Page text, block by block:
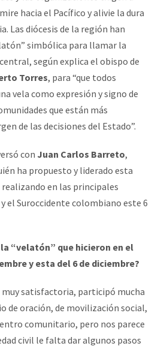
hacia el Pacífico y alivie la dura
Las diócesis de la región han
simbólica para llamar la
según explica el obispo de
Torres, para “que todos
vela como expresión y signo de
que están más
de las decisiones del Estado”.
con Juan Carlos Barreto,
ha propuesto y liderado esta
en las principales
el Suroccidente colombiano este 6
“velatón” que hicieron en el
y esta del 6 de diciembre?
muy satisfactoria, participó mucha
de oración, de movilización social,
comunitario, pero nos parece
civil le falta dar algunos pasos